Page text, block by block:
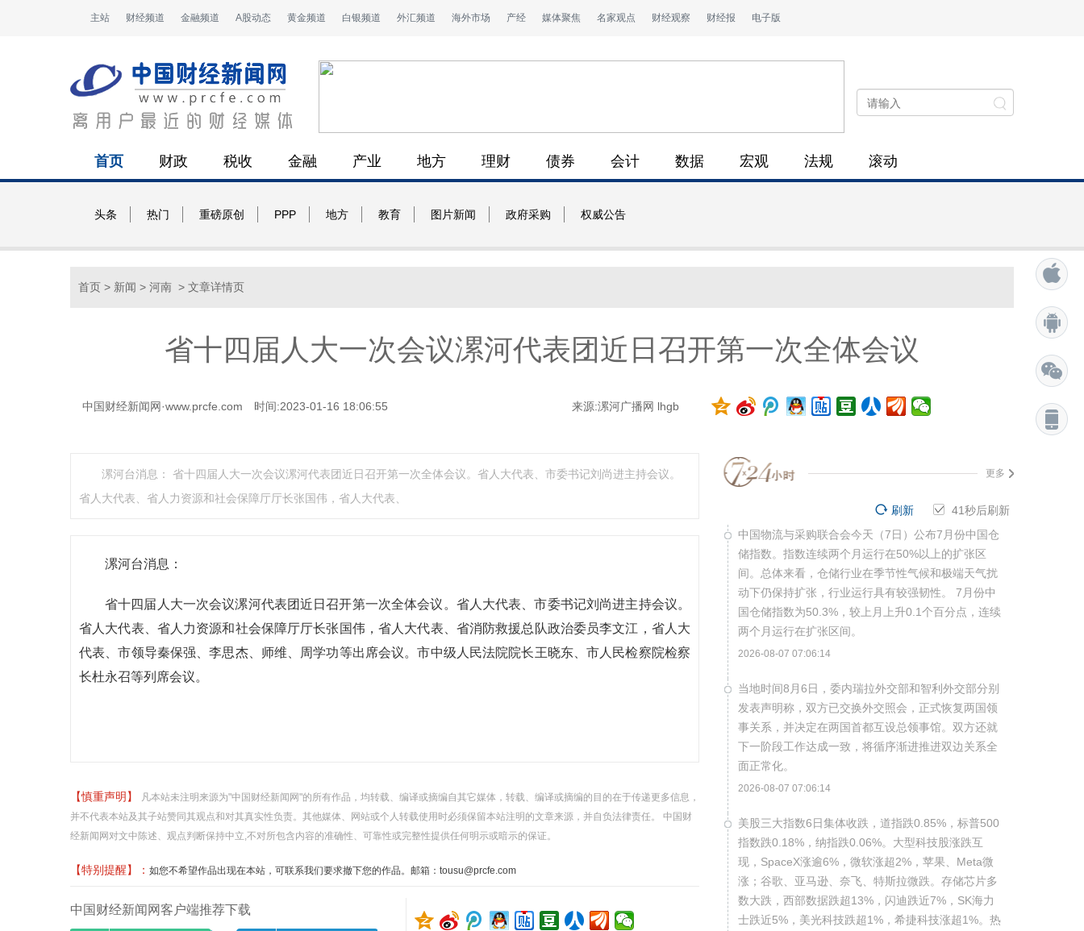
主站 财经频道 金融频道 A股动态 黄金频道 白银频道 外汇频道 海外市场 产经 媒体聚焦 名家观点 财经观察 财经报 电子版
首页 财政 税收 金融 产业 地方 理财 债券 会计 数据 宏观 法规 滚动
头条 热门 重磅原创 PPP 地方 教育 图片新闻 政府采购 权威公告
首页 > 新闻 > 河南 > 文章详情页
省十四届人大一次会议漯河代表团近日召开第一次全体会议
中国财经新闻网·www.prcfe.com 时间:2023-01-16 18:06:55 来源:漯河广播网 lhgb
漯河台消息： 省十四届人大一次会议漯河代表团近日召开第一次全体会议。省人大代表、市委书记刘尚进主持会议。
省人大代表、省人力资源和社会保障厅厅长张国伟，省人大代表、
漯河台消息：
省十四届人大一次会议漯河代表团近日召开第一次全体会议。省人大代表、市委书记刘尚进主持会议。
省人大代表、省人力资源和社会保障厅厅长张国伟，省人大代表、省消防救援总队政治委员李文江，省人大
代表、市领导秦保强、李思杰、师维、周学功等出席会议。市中级人民法院院长王晓东、市人民检察院检察
长杜永召等列席会议。
【慎重声明】
凡本站未注明来源为"中国财经新闻网"的所有作品，均转载、编译或摘编自其它媒体，转载、编译或摘编的目的在于传递更多信息，
并不代表本站及其子站赞同其观点和对其真实性负责。其他媒体、网站或个人转载使用时必须保留本站注明的文章来源，并自负法律责任。 中国财
经新闻网对文中陈述、观点判断保持中立,不对所包含内容的准确性、可靠性或完整性提供任何明示或暗示的保证。
【特别提醒】： 如您不希望作品出现在本站，可联系我们要求撤下您的作品。邮箱：tousu@prcfe.com
中国财经新闻网客户端推荐下载
更多
40秒后刷新
刷新
中国物流与采购联合会今天（7日）公布7月份中国仓
储指数。指数连续两个月运行在50%以上的扩张区
间。总体来看，仓储行业在季节性气候和极端天气扰
动下仍保持扩张，行业运行具有较强韧性。 7月份中
国仓储指数为50.3%，较上月上升0.1个百分点，连续
两个月运行在扩张区间。
2026-08-07 07:06:14
当地时间8月6日，委内瑞拉外交部和智利外交部分别
发表声明称，双方已交换外交照会，正式恢复两国领
事关系，并决定在两国首都互设总领事馆。双方还就
下一阶段工作达成一致，将循序渐进推进双边关系全
面正常化。
2026-08-07 07:06:14
美股三大指数6日集体收跌，道指跌0.85%，标普500
指数跌0.18%，纳指跌0.06%。大型科技股涨跌互
现，SpaceX涨逾6%，微软涨超2%，苹果、Meta微
涨；谷歌、亚马逊、奈飞、特斯拉微跌。存储芯片多
数大跌，西部数据跌超13%，闪迪跌近7%，SK海力
士跌近5%，美光科技跌超1%，希捷科技涨超1%。热